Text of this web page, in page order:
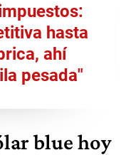
hasta
ahí
pesada"
blue hoy